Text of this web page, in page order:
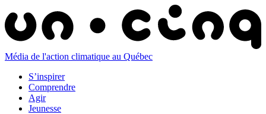
Média de l'action climatique au Québec
S’inspirer
Comprendre
Agir
Jeunesse